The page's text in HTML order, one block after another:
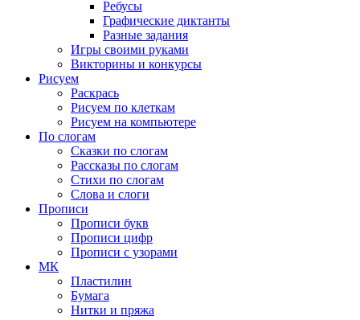
Ребусы
Графические диктанты
Разные задания
Игры своими руками
Викторины и конкурсы
Рисуем
Раскрась
Рисуем по клеткам
Рисуем на компьютере
По слогам
Сказки по слогам
Рассказы по слогам
Стихи по слогам
Слова и слоги
Прописи
Прописи букв
Прописи цифр
Прописи с узорами
МК
Пластилин
Бумага
Нитки и пряжа